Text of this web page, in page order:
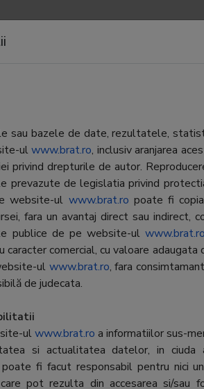
NEWSLETTERS CONTACTE
International - R SA
Pipera nr. 46D-46E-48, Oregon
0372-069.501
sau bazele de date, rezultatele,
ulwww.brat.ro, inclusiv aranjarea
privind drepturile de autor.
prevazute de legislatia privind
website-ul www.brat.ro poate fi
fara un avantaj direct sau indirect,
publice de pe website-ulwww.brat.ro
caracter comercial, cu valoare
ul www.brat.ro, fara
de judecata.
ulwww.brat.ro a informatiilor sus-
si actualitatea datelor, in
fi facut responsabil pentru nici
pot rezulta din accesarea si/sau